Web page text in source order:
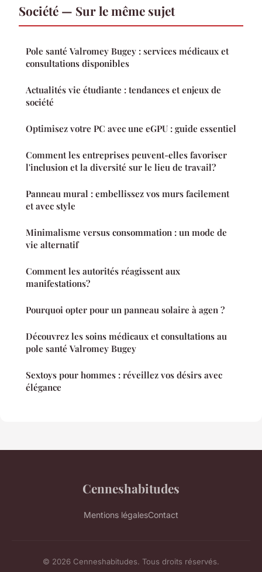
Société — Sur le même sujet
Pole santé Valromey Bugey : services médicaux et
consultations disponibles
Actualités vie étudiante : tendances et enjeux de
société
Optimisez votre PC avec une eGPU : guide essentiel
Comment les entreprises peuvent-elles favoriser
l'inclusion et la diversité sur le lieu de travail?
Panneau mural : embellissez vos murs facilement
et avec style
Minimalisme versus consommation : un mode de
vie alternatif
Comment les autorités réagissent aux
manifestations?
Pourquoi opter pour un panneau solaire à agen ?
Découvrez les soins médicaux et consultations au
pole santé Valromey Bugey
Sextoys pour hommes : réveillez vos désirs avec
élégance
Cenneshabitudes
Mentions légalesContact
© 2026 Cenneshabitudes. Tous droits réservés.